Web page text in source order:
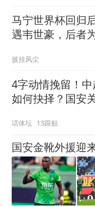
马宁世界杯回归
遇韦世豪，后者
披挂风尘
4字动情挽留！
如何抉择？国安
话体坛 13跟贴